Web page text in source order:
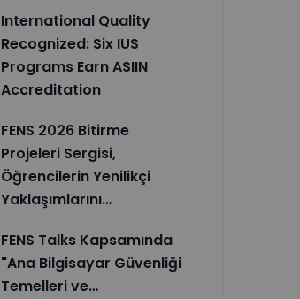
International Quality
Recognized: Six IUS
Programs Earn ASIIN
Accreditation
FENS 2026 Bitirme
Projeleri Sergisi,
Öğrencilerin Yenilikçi
Yaklaşımlarını…
FENS Talks Kapsamında
"Ana Bilgisayar Güvenliği
Temelleri ve…